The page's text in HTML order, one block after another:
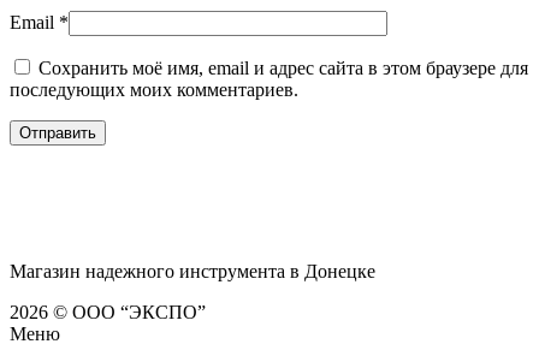
Email *
Сохранить моё имя, email и адрес сайта в этом браузере для
последующих моих комментариев.
Магазин надежного инструмента в Донецке
2026 © ООО “ЭКСПО”
Меню